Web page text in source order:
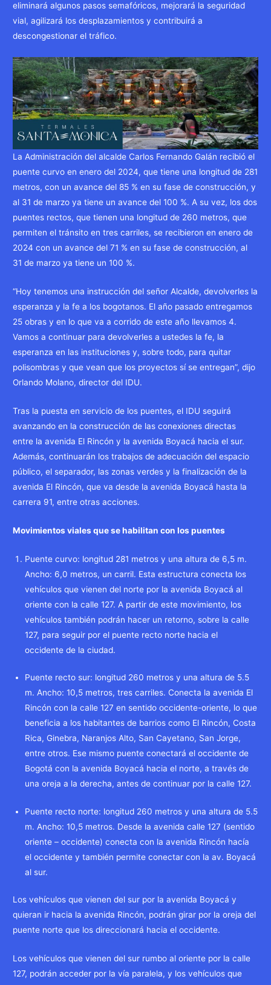
eliminará algunos pasos semafóricos, mejorará la seguridad
vial, agilizará los desplazamientos y contribuirá a
descongestionar el tráfico.
La Administración del alcalde Carlos Fernando Galán recibió el
puente curvo en enero del 2024, que tiene una longitud de 281
metros, con un avance del 85 % en su fase de construcción, y
al 31 de marzo ya tiene un avance del 100 %. A su vez, los dos
puentes rectos, que tienen una longitud de 260 metros, que
permiten el tránsito en tres carriles, se recibieron en enero de
2024 con un avance del 71 % en su fase de construcción, al
31 de marzo ya tiene un 100 %.
“Hoy tenemos una instrucción del señor Alcalde, devolverles la
esperanza y la fe a los bogotanos. El año pasado entregamos
25 obras y en lo que va a corrido de este año llevamos 4.
Vamos a continuar para devolverles a ustedes la fe, la
esperanza en las instituciones y, sobre todo, para quitar
polisombras y que vean que los proyectos sí se entregan”, dijo
Orlando Molano, director del IDU.
Tras la puesta en servicio de los puentes, el IDU seguirá
avanzando en la construcción de las conexiones directas
entre la avenida El Rincón y la avenida Boyacá hacia el sur.
Además, continuarán los trabajos de adecuación del espacio
público, el separador, las zonas verdes y la finalización de la
avenida El Rincón, que va desde la avenida Boyacá hasta la
carrera 91, entre otras acciones.
Movimientos viales que se habilitan con los puentes
Puente curvo: longitud 281 metros y una altura de 6,5 m.
Ancho: 6,0 metros, un carril. Esta estructura conecta los
vehículos que vienen del norte por la avenida Boyacá al
oriente con la calle 127. A partir de este movimiento, los
vehículos también podrán hacer un retorno, sobre la calle
127, para seguir por el puente recto norte hacia el
occidente de la ciudad.
Puente recto sur: longitud 260 metros y una altura de 5.5
m. Ancho: 10,5 metros, tres carriles. Conecta la avenida El
Rincón con la calle 127 en sentido occidente-oriente, lo que
beneficia a los habitantes de barrios como El Rincón, Costa
Rica, Ginebra, Naranjos Alto, San Cayetano, San Jorge,
entre otros. Ese mismo puente conectará el occidente de
Bogotá con la avenida Boyacá hacia el norte, a través de
una oreja a la derecha, antes de continuar por la calle 127.
Puente recto norte: longitud 260 metros y una altura de 5.5
m. Ancho: 10,5 metros. Desde la avenida calle 127 (sentido
oriente – occidente) conecta con la avenida Rincón hacía
el occidente y también permite conectar con la av. Boyacá
al sur.
Los vehículos que vienen del sur por la avenida Boyacá y
quieran ir hacia la avenida Rincón, podrán girar por la oreja del
puente norte que los direccionará hacia el occidente.
Los vehículos que vienen del sur rumbo al oriente por la calle
127, podrán acceder por la vía paralela, y los vehículos que